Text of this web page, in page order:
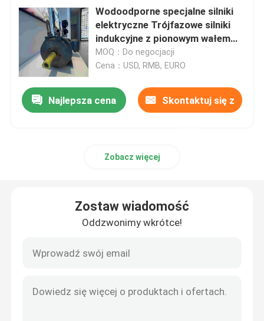
O nas
Łączność
Produkty
Silnik elektryczny o wysokiej wydajności
Jednofazowe silniki elektryczne
Wodoodporne specjalne silniki
elektryczne Trójfazowe silniki
indukcyjne z pionowym wałem
drążonym
MOQ：Do negocjacji
Cena：USD, RMB, EURO
Najlepsza cena Skontaktuj się z
Zobacz więcej
Zostaw wiadomość
Oddzwonimy wkrótce!